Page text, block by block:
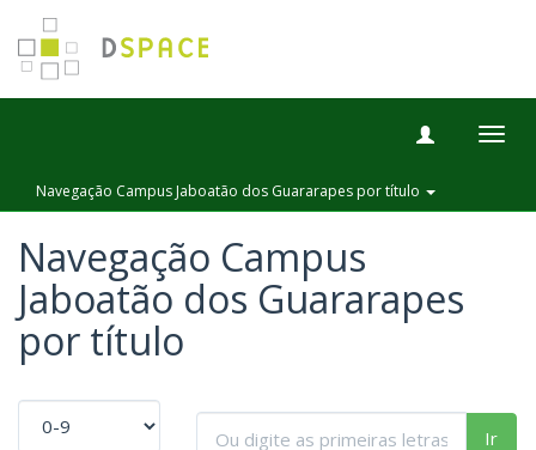
Navegação Campus Jaboatão dos Guararapes por título
Navegação Campus
Jaboatão dos Guararapes
por título
Ir